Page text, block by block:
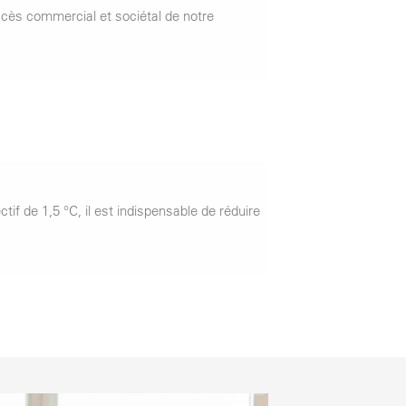
commercial et sociétal de notre
de 1,5 °C, il est indispensable de réduire